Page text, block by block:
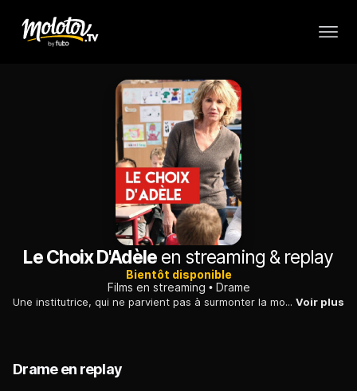
Le Choix D'Adèleen streaming & replay
Bientôt disponible
Films en streaming
Drame
Une institutrice, qui ne parvient pas à surmonter la mort de son mari, est peu à peu émue par le sort d'une élève albanaise réfugiée en France. Voir plus
Drame en replay